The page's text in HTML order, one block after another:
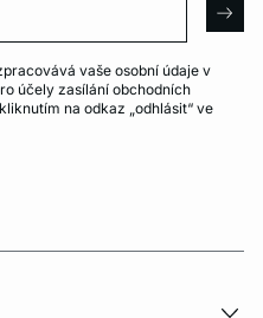
vaše osobní údaje v
účely zasílání obchodních
na odkaz „odhlásit“ ve